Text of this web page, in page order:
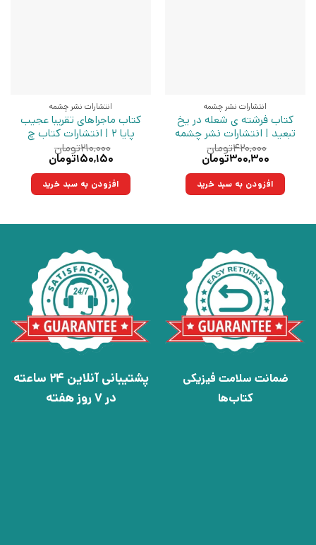
انتشارات نشر چشمه
کتاب فرشته ی شعله در یخ
تبعید | انتشارات نشر چشمه
۴۲۰,۰۰۰تومان
قیمت
۴۲۰,۰۰۰تومان
بود.
۳۰۰,۳۰۰تومان
۳۰۰,۳۰۰تومان.افزودن به سبد خرید
انتشارات نشر چشمه
کتاب ماجراهای تقریبا عجیب
پایا 2 | انتشارات کتاب چ
۲۱۰,۰۰۰تومان
قیمت
۲۱۰,۰۰۰تومان
بود.
۱۵۰,۱۵۰تومان
۱۵۰,۱۵۰تومان.افزودن به سبد خرید
ضمانت سلامت فیزیکی
کتاب‌ها
پشتیبانی آنلاین 24 ساعته
در 7 روز هفته